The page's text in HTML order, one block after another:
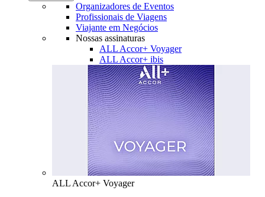
Organizadores de Eventos
Profissionais de Viagens
Viajante em Negócios
Nossas assinaturas
ALL Accor+ Voyager
ALL Accor+ ibis
ALL Accor+ Voyager